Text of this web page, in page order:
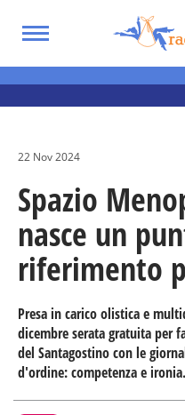
main
Toggle
Notizie
22 Nov 2024
Spazio
nasce un
riferimento
Presa in carico olistica e
dicembre serata gratuita per
del Santagostino con le
d'ordine: competenza e